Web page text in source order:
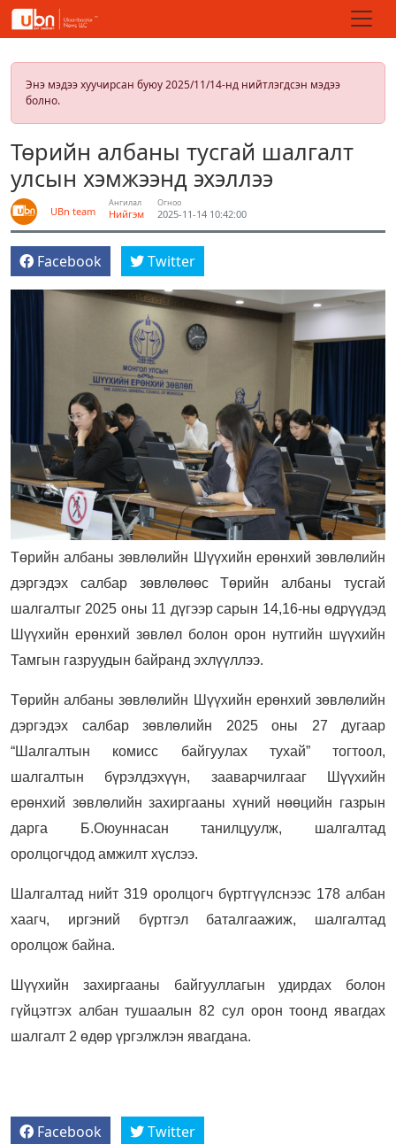
Энэ мэдээ хуучирсан буюу 2025/11/14-нд нийтлэгдсэн мэдээ
болно.
Төрийн албаны тусгай шалгалт
улсын хэмжээнд эхэллээ
UBn team
Ангилал
Нийгэм
Огноо
2025-11-14 10:42:00
Facebook Twitter
Төрийн албаны зөвлөлийн Шүүхийн ерөнхий зөвлөлийн
дэргэдэх салбар зөвлөлөөс Төрийн албаны тусгай
шалгалтыг 2025 оны 11 дүгээр сарын 14,16-ны өдрүүдэд
Шүүхийн ерөнхий зөвлөл болон орон нутгийн шүүхийн
Тамгын газруудын байранд эхлүүллээ.
Төрийн албаны зөвлөлийн Шүүхийн ерөнхий зөвлөлийн
дэргэдэх салбар зөвлөлийн 2025 оны 27 дугаар
“Шалгалтын комисс байгуулах тухай” тогтоол,
шалгалтын бүрэлдэхүүн, зааварчилгааг Шүүхийн
ерөнхий зөвлөлийн захиргааны хүний нөөцийн газрын
дарга Б.Оюуннасан танилцуулж, шалгалтад
оролцогчдод амжилт хүслээ.
Шалгалтад нийт 319 оролцогч бүртгүүлснээс 178 албан
хаагч, иргэний бүртгэл баталгаажиж, шалгалтад
оролцож байна.
Шүүхийн захиргааны байгууллагын удирдах болон
гүйцэтгэх албан тушаалын 82 сул орон тоонд явагдах
шалгалт 2 өдөр үргэлжлэн явагдана.
Facebook Twitter